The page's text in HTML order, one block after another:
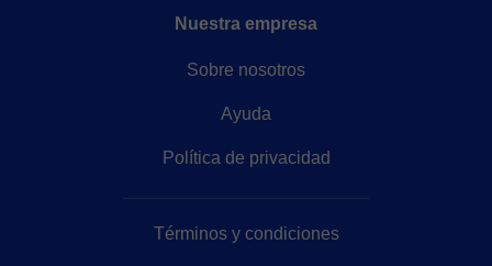
Nuestra empresa
Sobre nosotros
Ayuda
Política de privacidad
Términos y condiciones